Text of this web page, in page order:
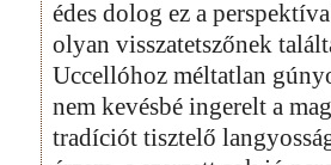
édes dolog ez a
olyan visszatetszőnek
Uccellóhoz méltatlan
nem kevésbé ingerelt a
tradíciót tisztelő